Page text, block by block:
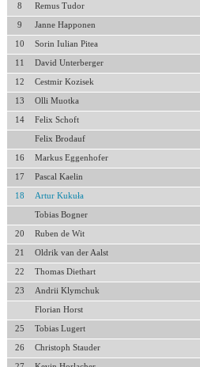
8 Remus Tudor
9 Janne Happonen
10 Sorin Iulian Pitea
11 David Unterberger
12 Cestmir Kozisek
13 Olli Muotka
14 Felix Schoft
Felix Brodauf
16 Markus Eggenhofer
17 Pascal Kaelin
18 Artur Kukuła
Tobias Bogner
20 Ruben de Wit
21 Oldrik van der Aalst
22 Thomas Diethart
23 Andrii Klymchuk
Florian Horst
25 Tobias Lugert
26 Christoph Stauder